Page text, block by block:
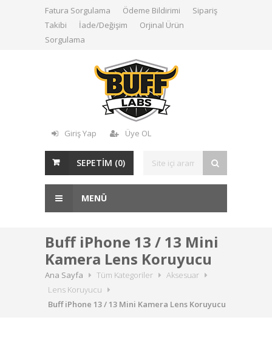
Fatura Sorgulama Ödeme Bildirimi
Sipariş
Takibi
İade/Değişim
Orjinal Ürün
Sorgulama
Giriş Yap Üye OL
SEPETİM (0)
MENÜ
Buff iPhone 13 / 13 Mini
Kamera Lens Koruyucu
Ana Sayfa Tüm Kategoriler
Aksesuar
Lens Koruyucu
Buff iPhone 13 / 13 Mini Kamera Lens Koruyucu